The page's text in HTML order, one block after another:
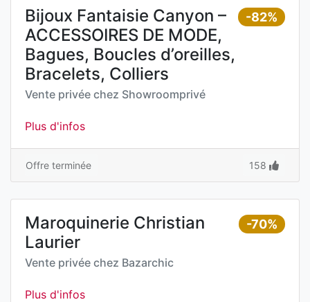
-82%
Bijoux Fantaisie Canyon –
ACCESSOIRES DE MODE,
Bagues, Boucles d’oreilles,
Bracelets, Colliers
Vente privée chez Showroomprivé
Plus d'infos
Offre terminée 158
-70%
Maroquinerie Christian
Laurier
Vente privée chez Bazarchic
Plus d'infos